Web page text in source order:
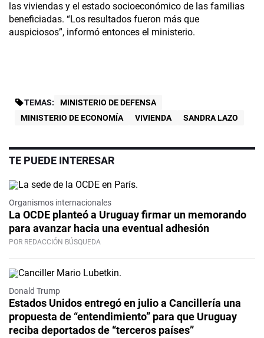
las viviendas y el estado socioeconómico de las familias
beneficiadas. “Los resultados fueron más que
auspiciosos”, informó entonces el ministerio.
TEMAS:
MINISTERIO DE DEFENSA
MINISTERIO DE ECONOMÍA
VIVIENDA SANDRA LAZO
TE PUEDE INTERESAR
Organismos internacionales
La OCDE planteó a Uruguay firmar un memorando
para avanzar hacia una eventual adhesión
POR REDACCIÓN BÚSQUEDA
Donald Trump
Estados Unidos entregó en julio a Cancillería una
propuesta de “entendimiento” para que Uruguay
reciba deportados de “terceros países”